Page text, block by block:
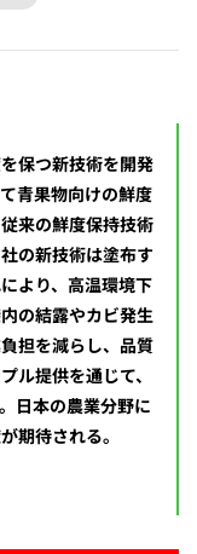
保つ新技術を開発
青果物向けの鮮度
来の鮮度保持技術
の新技術は塗布す
より、高温環境下
の結露やカビ発生
担を減らし、品質
ル提供を通じて、
日本の農業分野に
期待される。